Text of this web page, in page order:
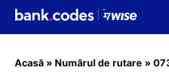
Acasă » Numărul de rutare »